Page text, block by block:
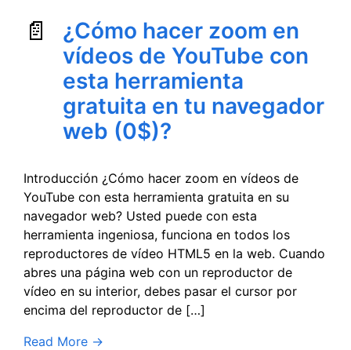
¿Cómo hacer zoom en
vídeos de YouTube con
esta herramienta
gratuita en tu navegador
web (0$)?
Introducción ¿Cómo hacer zoom en vídeos de
YouTube con esta herramienta gratuita en su
navegador web? Usted puede con esta
herramienta ingeniosa, funciona en todos los
reproductores de vídeo HTML5 en la web. Cuando
abres una página web con un reproductor de
vídeo en su interior, debes pasar el cursor por
encima del reproductor de […]
Read More →